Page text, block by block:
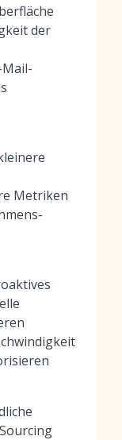
der
Metriken